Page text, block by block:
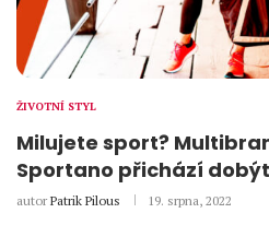
ŽIVOTNÍ STYL
Milujete sport?
Sportano přichází
autor Patrik Pilous 19. srpna, 2022